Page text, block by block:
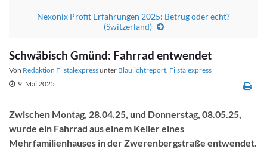
Nexonix Profit Erfahrungen 2025: Betrug oder echt?
(Switzerland)
Schwäbisch Gmünd: Fahrrad entwendet
Von Redaktion Filstalexpressunter Blaulichtreport, Filstalexpress
9. Mai 2025
Zwischen Montag, 28.04.25, und Donnerstag, 08.05.25,
wurde ein Fahrrad aus einem Keller eines
Mehrfamilienhauses in der Zwerenbergstraße entwendet.